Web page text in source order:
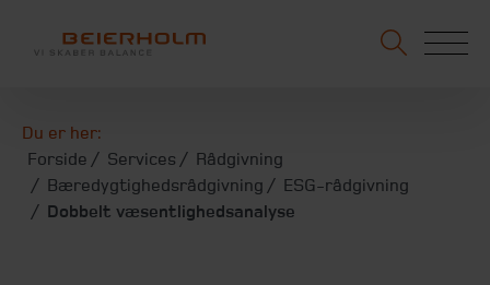
Du er her:
Forside
Services
Rådgivning
Bæredygtighedsrådgivning
ESG-rådgivning
Dobbelt væsentlighedsanalyse